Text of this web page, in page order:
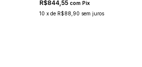
R$844,55 com Pix
10 x de R$88,90 sem juros